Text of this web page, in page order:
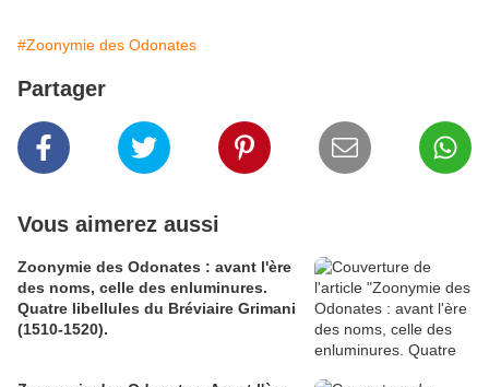
#Zoonymie des Odonates
Partager
Vous aimerez aussi
Zoonymie des Odonates : avant l'ère
des noms, celle des enluminures.
Quatre libellules du Bréviaire Grimani
(1510-1520).